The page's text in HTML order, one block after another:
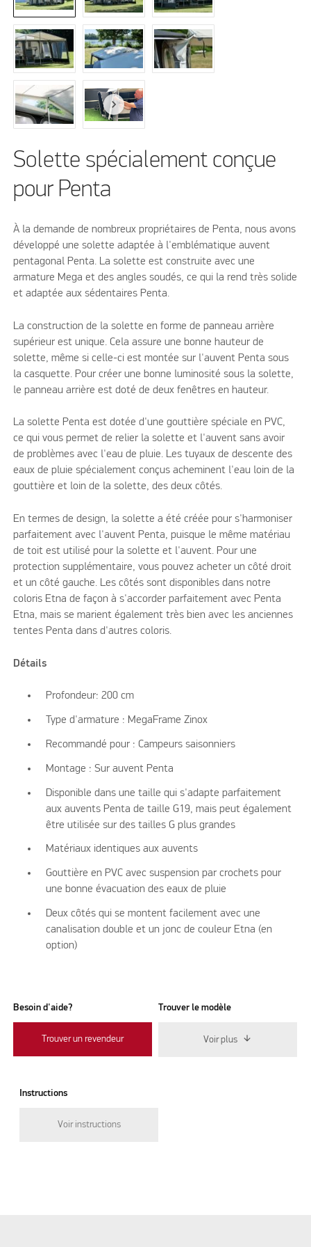
Solette spécialement conçue
pour Penta
À la demande de nombreux propriétaires de Penta, nous avons
développé une solette adaptée à l'emblématique auvent
pentagonal Penta. La solette est construite avec une
armature Mega et des angles soudés, ce qui la rend très solide
et adaptée aux sédentaires Penta.
La construction de la solette en forme de panneau arrière
supérieur est unique. Cela assure une bonne hauteur de
solette, même si celle-ci est montée sur l'auvent Penta sous
la casquette. Pour créer une bonne luminosité sous la solette,
le panneau arrière est doté de deux fenêtres en hauteur.
La solette Penta est dotée d'une gouttière spéciale en PVC,
ce qui vous permet de relier la solette et l'auvent sans avoir
de problèmes avec l'eau de pluie. Les tuyaux de descente des
eaux de pluie spécialement conçus acheminent l'eau loin de la
gouttière et loin de la solette, des deux côtés.
En termes de design, la solette a été créée pour s'harmoniser
parfaitement avec l'auvent Penta, puisque le même matériau
de toit est utilisé pour la solette et l'auvent. Pour une
protection supplémentaire, vous pouvez acheter un côté droit
et un côté gauche. Les côtés sont disponibles dans notre
coloris Etna de façon à s'accorder parfaitement avec Penta
Etna, mais se marient également très bien avec les anciennes
tentes Penta dans d'autres coloris.
Détails
Profondeur: 200 cm
Type d'armature : MegaFrame Zinox
Recommandé pour : Campeurs saisonniers
Montage : Sur auvent Penta
Disponible dans une taille qui s'adapte parfaitement
aux auvents Penta de taille G19, mais peut également
être utilisée sur des tailles G plus grandes
Matériaux identiques aux auvents
Gouttière en PVC avec suspension par crochets pour
une bonne évacuation des eaux de pluie
Deux côtés qui se montent facilement avec une
canalisation double et un jonc de couleur Etna (en
option)
Besoin d'aide?
Trouver un revendeur
Trouver le modèle
Voir plus
Instructions
Voir instructions